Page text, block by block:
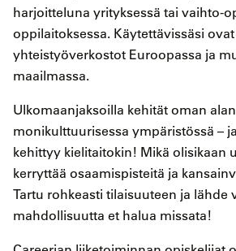
harjoitteluna yrityksessä tai vaihto-
oppilaitoksessa. Käytettävissäsi
yhteistyöverkostot Euroopassa ja
maailmassa.
Ulkomaanjaksoilla kehität oman
monikulttuurisessa ympäristössä –
kehittyy kielitaitokin! Mikä olisikaan
kerryttää osaamispisteitä ja
Tartu rohkeasti tilaisuuteen ja lähde
mahdollisuutta et halua missata!